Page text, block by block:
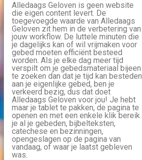
Alledaags Geloven is geen website
die eigen content levert. De
toegevoegde waarde van Alledaags
Geloven zit hem in de verbetering van
jouw workflow. De luttele minuten die
je dagelijks kan of wil vrijmaken voor
gebed moeten efficiënt besteed
worden. Als je elke dag meer tijd
verspilt om je gebedsmateriaal bijeen
te zoeken dan dat je tijd kan besteden
aan je eigenlijke gebed, ben je
verkeerd bezig, dus dat doet
Alledaags Geloven voor jou! Je hebt
maar je tablet te pakken, de pagina te
openen en met een enkele klik bereik
je al je gebeden, bijbelteksten,
catechese en bezinningen,
opengeslagen op de pagina van
vandaag, of waar je laatst gebleven
was.